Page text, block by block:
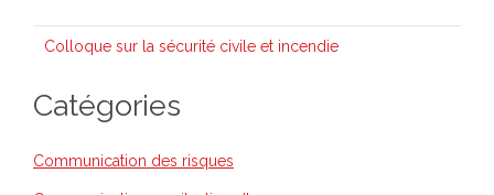
Colloque sur la sécurité civile et incendie
Catégories
Communication des risques